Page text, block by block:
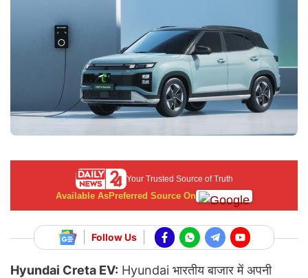
Your Trusted Source of Truth
Available AsPreferred Source On
Follow Us
Hyundai Creta EV: Hyundai भारतीय बाजार में अपनी